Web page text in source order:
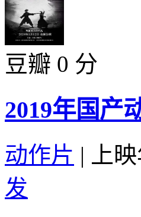
豆瓣 0 分
2019年国产
动作片 | 上
发